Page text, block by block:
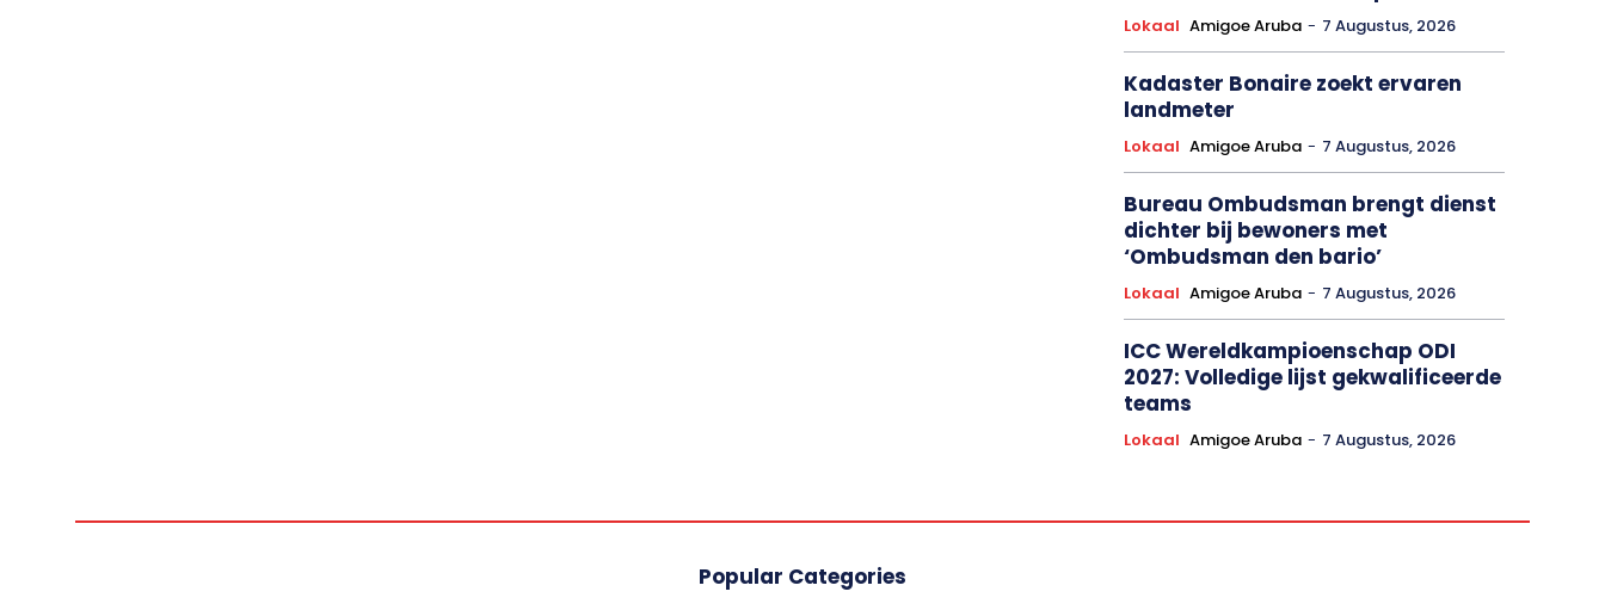
Lokaal Amigoe Aruba - 7 Augustus, 2026
Kadaster Bonaire zoekt ervaren
landmeter
Lokaal Amigoe Aruba - 7 Augustus, 2026
Bureau Ombudsman brengt dienst
dichter bij bewoners met
‘Ombudsman den bario’
Lokaal Amigoe Aruba - 7 Augustus, 2026
ICC Wereldkampioenschap ODI
2027: Volledige lijst gekwalificeerde
teams
Lokaal Amigoe Aruba - 7 Augustus, 2026
Popular Categories